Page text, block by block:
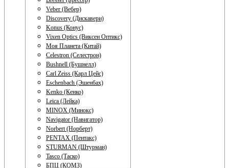
Veber (Вебер)
Discovery (Дискавери)
Konus (Конус)
Vixen Optics (Виксен Оптикс)
Моя Планета (Китай)
Celestron (Селестрон)
Bushnell (Бушнелл)
Carl Zeiss (Карл Цейс)
Eschenbach (Эшенбах)
Kenko (Кенко)
Leica (Лейка)
MINOX (Минокс)
Navigator (Навигатор)
Norbert (Норберт)
PENTAX (Пентакс)
STURMAN (Штурман)
Tasco (Таско)
БПЦ (КОМЗ)